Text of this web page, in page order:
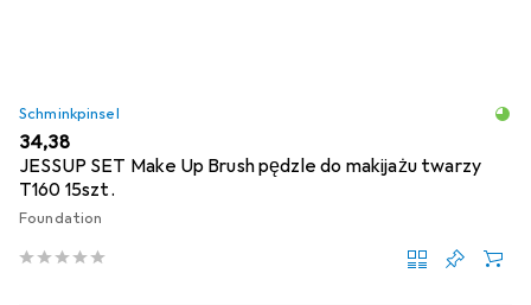
Schminkpinsel
EUR
34,38
JESSUP SET Make Up Brush pędzle do makijażu twarzy
T160 15szt.
Foundation